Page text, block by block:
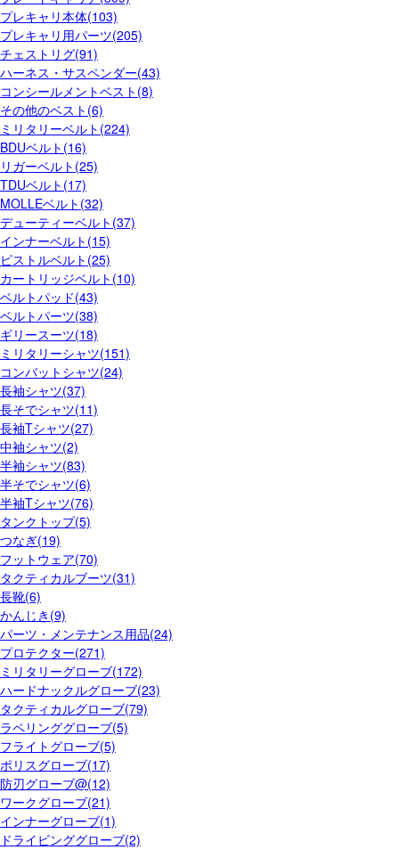
プレキャリ本体(103)
プレキャリ用パーツ(205)
チェストリグ(91)
ハーネス・サスペンダー(43)
コンシールメントベスト(8)
その他のベスト(6)
ミリタリーベルト(224)
BDUベルト(16)
リガーベルト(25)
TDUベルト(17)
MOLLEベルト(32)
デューティーベルト(37)
インナーベルト(15)
ピストルベルト(25)
カートリッジベルト(10)
ベルトパッド(43)
ベルトパーツ(38)
ギリースーツ(18)
ミリタリーシャツ(151)
コンバットシャツ(24)
長袖シャツ(37)
長そでシャツ(11)
長袖Tシャツ(27)
中袖シャツ(2)
半袖シャツ(83)
半そでシャツ(6)
半袖Tシャツ(76)
タンクトップ(5)
つなぎ(19)
フットウェア(70)
タクティカルブーツ(31)
長靴(6)
かんじき(9)
パーツ・メンテナンス用品(24)
プロテクター(271)
ミリタリーグローブ(172)
ハードナックルグローブ(23)
タクティカルグローブ(79)
ラペリンググローブ(5)
フライトグローブ(5)
ポリスグローブ(17)
防刃グローブ@(12)
ワークグローブ(21)
インナーグローブ(1)
ドライビンググローブ(2)